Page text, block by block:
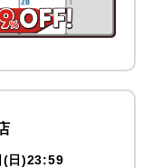
(日)23:59